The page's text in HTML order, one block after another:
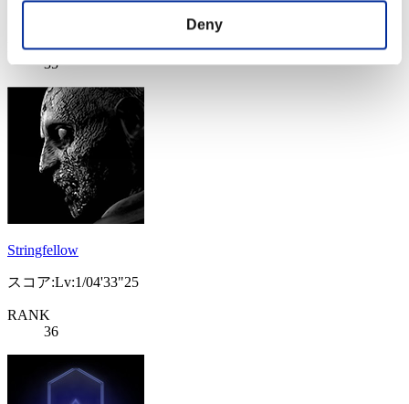
Deny
RANK
35
Stringfellow
スコア:Lv:1/04'33"25
RANK
36